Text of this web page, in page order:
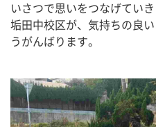
いさつで思いをつなげていき
垢田中校区が、気持ちの良
うがんばります。